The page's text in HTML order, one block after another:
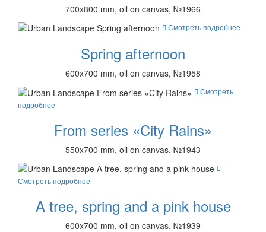
700x800 mm, oil on canvas, №1966
Смотреть подробнее
Spring afternoon
600x700 mm, oil on canvas, №1958
Смотреть
подробнее
From series «City Rains»
550x700 mm, oil on canvas, №1943
Смотреть подробнее
A tree, spring and a pink house
600x700 mm, oil on canvas, №1939